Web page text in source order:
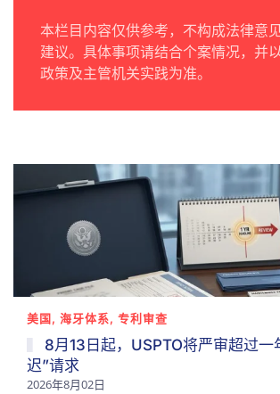
本栏目内容仅供参考，不构成法律意
建议。具体事项请结合个案情况，并
政策及主管机关实践为准。
美国, 海牙体系, 专利审查
8月13日起，USPTO将严审超过一
迟”请求
2026年8月02日